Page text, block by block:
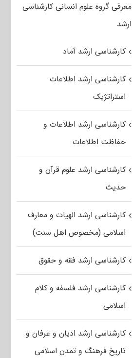
معرفی گروه علوم انسانی کارشناسی
ارشد
کارشناسی ارشد آماد
کارشناسی ارشد اطلاعات
استراتژیک
کارشناسی ارشد اطلاعات و
حفاظت اطلاعات
کارشناسی ارشد علوم قرآن و
حدیث
کارشناسی ارشد الهیات و معارف
اسلامی (مخصوص اهل سنت)
کارشناسی ارشد فقه و حقوق
کارشناسی ارشد فلسفه و کلام
اسلامی
کارشناسی ارشد ادیان و عرفان و
تاریخ فرهنگ و تمدن اسلامی